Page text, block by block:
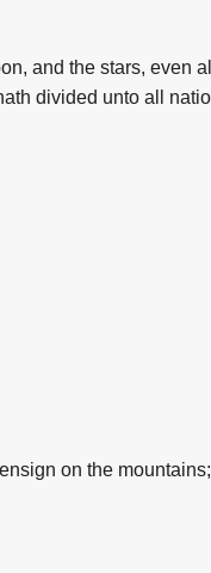
and the stars, even
divided unto all
on the